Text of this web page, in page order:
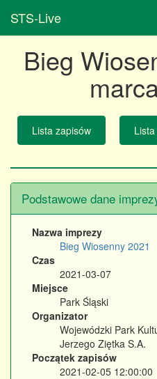
STS-Live
Bieg
Lista zapisów
Podstawowe dane
Nazwa imprezy
Bieg Wiosenny 2021
Czas
2021-03-07
Miejsce
Park Śląski
Organizator
Wojewódzki Park
Jerzego Ziętka S.A.
Początek zapisów
2021-02-05 12:00:00